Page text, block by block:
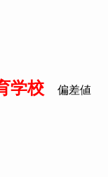
学校 偏差値